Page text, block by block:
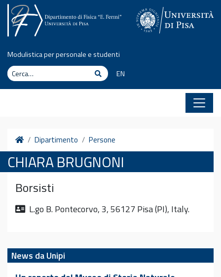
Vai al contenuto
Modulistica per personale e studenti
Cerca
CercaEN
HomeDipartimento Persone
CHIARA BRUGNONI
Borsisti
L.go B. Pontecorvo, 3, 56127 Pisa (PI), Italy.
News da Unipi